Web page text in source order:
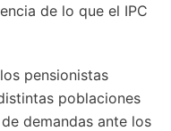
de lo que el IPC
pensionistas
poblaciones
demandas ante los